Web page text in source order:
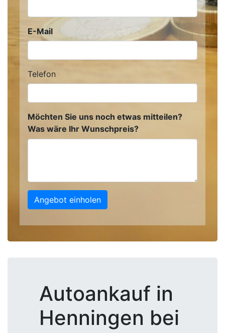
E-Mail
Telefon
Möchten Sie uns noch etwas mitteilen?
Was wäre Ihr Wunschpreis?
Angebot einholen
Autoankauf in
Henningen bei